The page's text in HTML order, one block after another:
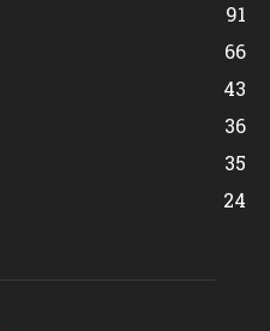
91
66
43
36
35
24